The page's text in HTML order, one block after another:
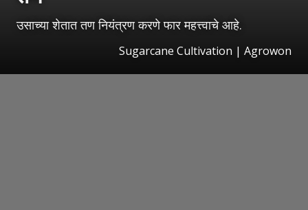
उसाच्या शेतात तण नियंत्रण करणे फार महत्त्वाचे आहे.
Sugarcane Cultivation | Agrowon